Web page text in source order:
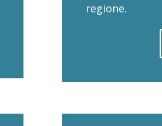
regione.